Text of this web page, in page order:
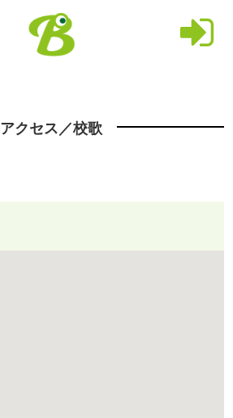
アクセス／校歌